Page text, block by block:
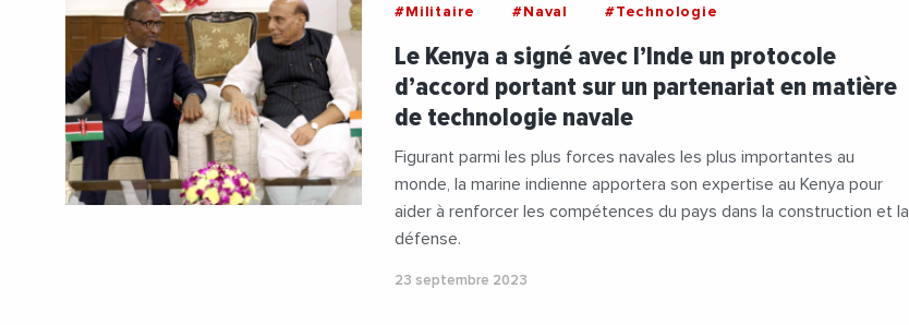
#Militaire
#Naval #Technologie
Le Kenya a signé avec l’Inde un protocole
d’accord portant sur un partenariat en matière
de technologie navale
Figurant parmi les plus forces navales les plus importantes au
monde, la marine indienne apportera son expertise au Kenya pour
aider à renforcer les compétences du pays dans la construction et la
défense.
23 septembre 2023